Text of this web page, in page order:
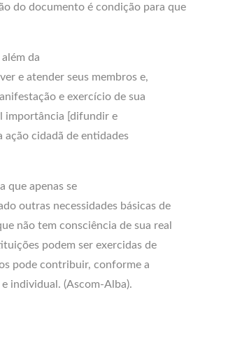
do documento é condição para que
da
e atender seus membros e,
e exercício de sua
importância [difundir e
cidadã de entidades
que apenas se
outras necessidades básicas de
não tem consciência de sua real
podem ser exercidas de
pode contribuir, conforme a
individual. (Ascom-Alba).